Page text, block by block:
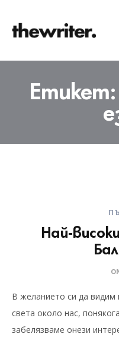
Етикет:
Най-
В желанието си да
света около нас,
забелязваме онези